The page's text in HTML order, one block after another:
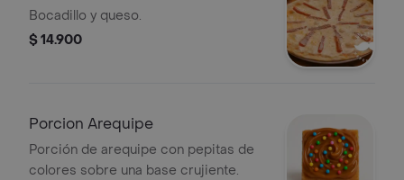
Bocadillo y queso.
$ 14.900
Porcion Arequipe
Porción de arequipe con pepitas de
colores sobre una base crujiente.